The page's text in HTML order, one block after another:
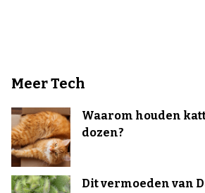
Meer Tech
Waarom houden
dozen?
Dit vermoeden van